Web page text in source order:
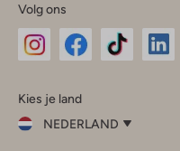
Volg ons
InstagramFacebook
Kies je land
NEDERLAND